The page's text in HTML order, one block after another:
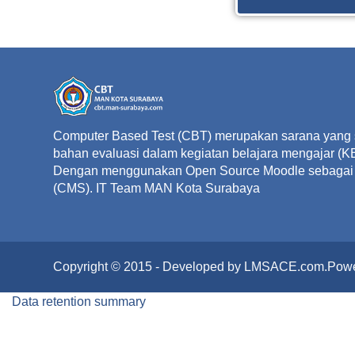
Computer Based Test (CBT) merupakan sarana
bahan evaluasi dalam kegiatan belajara mengajar
Dengan menggunakan Open Source Moodle
(CMS). IT Team MAN Kota Surabaya
Copyright © 2015 - Developed by
Data retention summary